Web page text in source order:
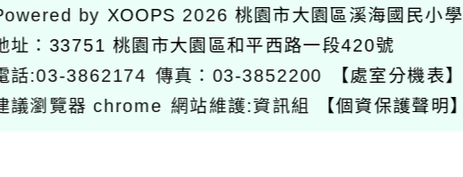
by XOOPS 2026桃園市大園區溪海國民小學
址： 33751 桃園市大園區和平西路一段420號
話:03-3862174 傳真：03-3852200
【處室分機表】
議瀏覽器 chrome 網站維護:資訊組 【個資保護聲明】